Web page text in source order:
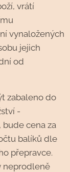
vrátí
vynaložených
jejich
od
zabaleno do
-
cena za
balíků dle
přepravce.
neprodleně